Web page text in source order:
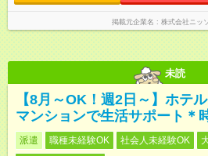
掲載元企業名 株式会社ニッ
未読
【8月～OK！週2日～】ホテ
マンションで生活サポート＊
派遣 職種未経験OK 社会人未経験OK